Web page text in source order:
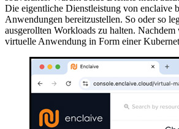
Die eigentliche Dienstleistung von enclaive
Anwendungen bereitzustellen. So oder so
ausgerollten Workloads zu halten.
virtuelle Anwendung in Form einer